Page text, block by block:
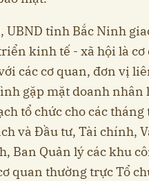
UBND tỉnh Bắc Ninh
kinh tế - xã hội là
các cơ quan, đơn vị
gặp mặt doanh nhân
tổ chức cho các tháng
và Đầu tư, Tài chính,
Ban Quản lý các khu
quan thường trực Tổ